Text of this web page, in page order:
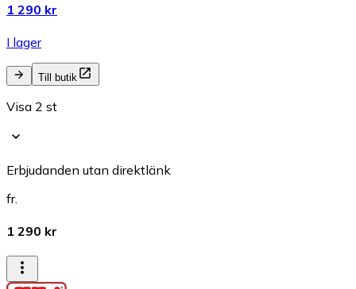
1 290 kr
I lager
Till butik
Visa 2 st
Erbjudanden utan direktlänk
fr.
1 290 kr